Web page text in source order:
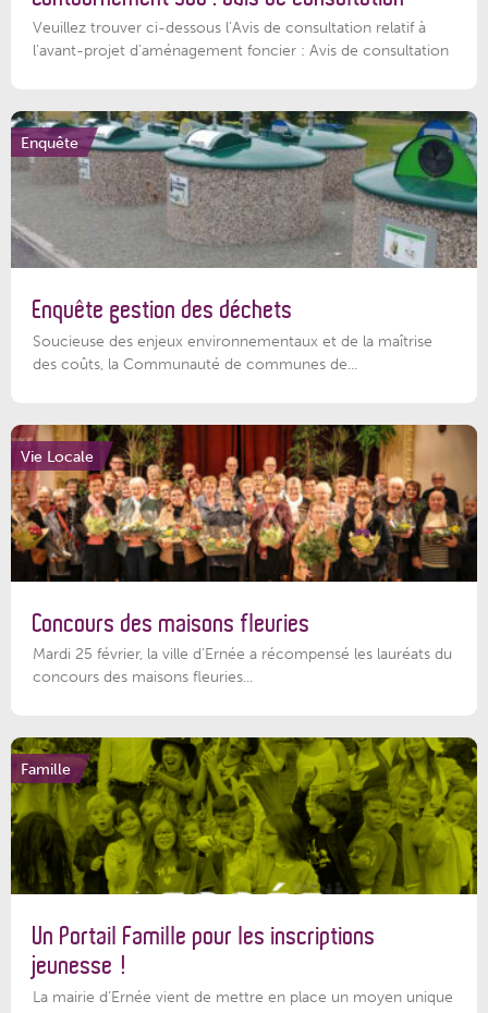
Veuillez trouver ci-dessous l’Avis de consultation relatif à
l'avant-projet d'aménagement foncier : Avis de consultation
Enquête
Enquête gestion des déchets
Soucieuse des enjeux environnementaux et de la maîtrise
des coûts, la Communauté de communes de...
Vie Locale
Concours des maisons fleuries
Mardi 25 février, la ville d'Ernée a récompensé les lauréats du
concours des maisons fleuries...
Famille
Un Portail Famille pour les inscriptions
jeunesse !
La mairie d’Ernée vient de mettre en place un moyen unique